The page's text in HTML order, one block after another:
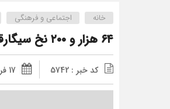
خانه اجتماعی و فرهنگی
۶۴ هزار و ۲۰۰ نخ سیگارقاچاق در شهرضا کشف شد
کد خبر : 5742 17 فروردین 1398 - 12:10